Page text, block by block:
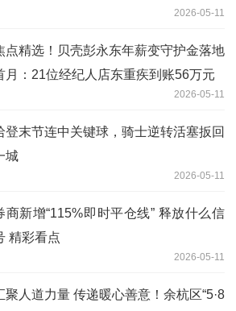
2026-05-11
点精选！贝壳彭永东年薪变守护金落地
月：21位经纪人店东重疾到账56万元
2026-05-11
登末节连中关键球，骑士逆转活塞扳回
城
2026-05-11
商新增“115%即时平仓线” 释放什么信
精彩看点
2026-05-11
聚人道力量 传递暖心善意！余杭区“5·8